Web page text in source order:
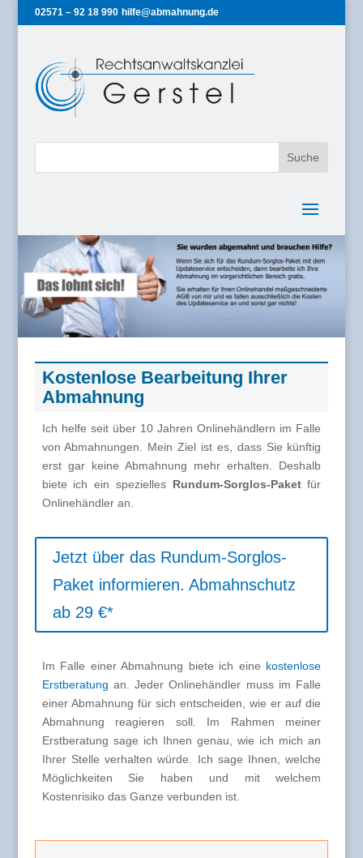
02571 – 92 18 990 hilfe@abmahnung.de
Kostenlose Bearbeitung Ihrer
Abmahnung
Ich helfe seit über 10 Jahren Onlinehändlern im Falle
von Abmahnungen. Mein Ziel ist es, dass Sie künftig
erst gar keine Abmahnung mehr erhalten. Deshalb
biete ich ein spezielles Rundum-Sorglos-Paketfür
Onlinehändler an.
Jetzt über das Rundum-Sorglos-
Paket informieren. Abmahnschutz
ab 29 €*
Im Falle einer Abmahnung biete ich eine kostenlose
Erstberatung an. Jeder Onlinehändler muss im Falle
einer Abmahnung für sich entscheiden, wie er auf die
Abmahnung reagieren soll. Im Rahmen meiner
Erstberatung sage ich Ihnen genau, wie ich mich an
Ihrer Stelle verhalten würde. Ich sage Ihnen, welche
Möglichkeiten Sie haben und mit welchem
Kostenrisiko das Ganze verbunden ist.